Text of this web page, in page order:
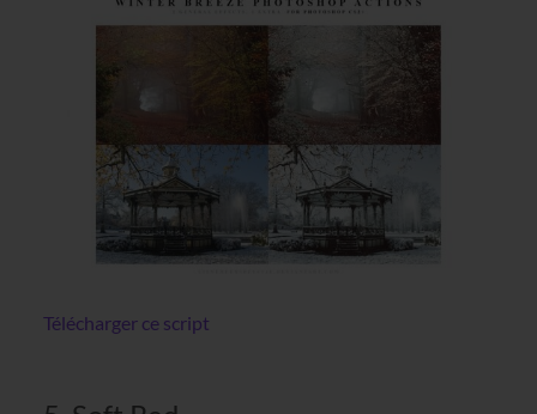
Télécharger ce script